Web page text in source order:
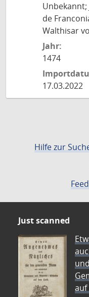
Unbekannt;
de
Walthisar
Jahr:
1474
17.03.2022
Hilfe zur
Just scanned
auf